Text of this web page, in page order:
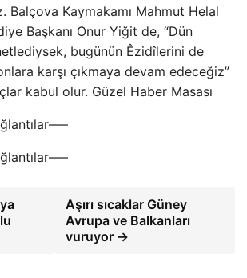
Balçova Kaymakamı Mahmut Helal
Başkanı Onur Yiğit de, “Dün
bugünün Êzidîlerini de
karşı çıkmaya devam edeceğiz”
kabul olur. Güzel Haber Masası
Aşırı sıcaklar Güney
Avrupa ve Balkanları
vuruyor →